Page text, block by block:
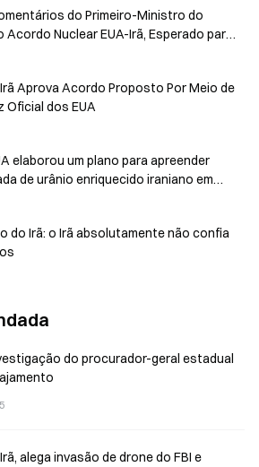
do Primeiro-Ministro do
Nuclear EUA-Irã, Esperado para
Aprova Acordo Proposto Por Meio de
Oficial dos EUA
elaborou um plano para apreender
de urânio enriquecido iraniano em
do Irã: o Irã absolutamente não confia
do procurador-geral estadual
alega invasão de drone do FBI e